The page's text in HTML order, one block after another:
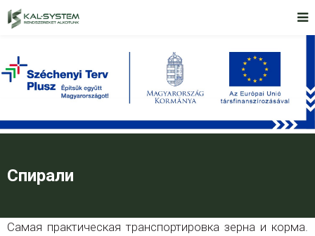
Спирали
Самая практическая транспортировка зерна и корма.